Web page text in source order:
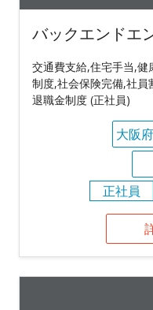
バックエンドエ
交通費支給,住宅手当,
制度,社会保険完備,社
退職金制度 (正社員)
大阪府
正社員